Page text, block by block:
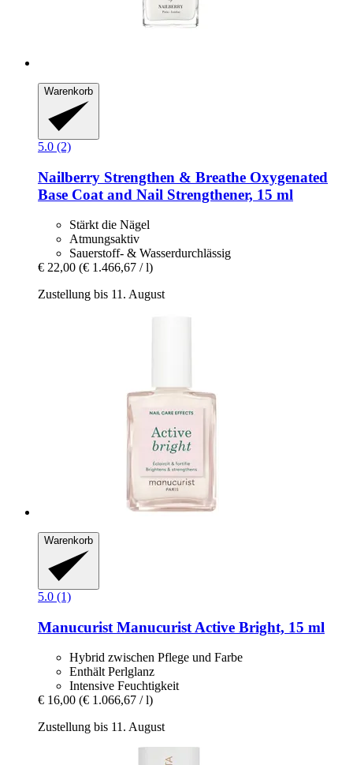
Warenkorb
5.0 (2)
Nailberry Strengthen & Breathe Oxygenated
Base Coat and Nail Strengthener, 15 ml
Stärkt die Nägel
Atmungsaktiv
Sauerstoff- & Wasserdurchlässig
€ 22,00 (€ 1.466,67 / l)
Zustellung bis 11. August
Warenkorb
5.0 (1)
Manucurist Manucurist Active Bright, 15 ml
Hybrid zwischen Pflege und Farbe
Enthält Perlglanz
Intensive Feuchtigkeit
€ 16,00 (€ 1.066,67 / l)
Zustellung bis 11. August